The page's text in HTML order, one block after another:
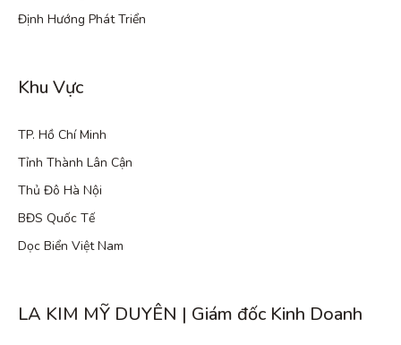
Định Hướng Phát Triển
Khu Vực
TP. Hồ Chí Minh
Tỉnh Thành Lân Cận
Thủ Đô Hà Nội
BĐS Quốc Tế
Dọc Biển Việt Nam
LA KIM MỸ DUYÊN | Giám đốc Kinh Doanh